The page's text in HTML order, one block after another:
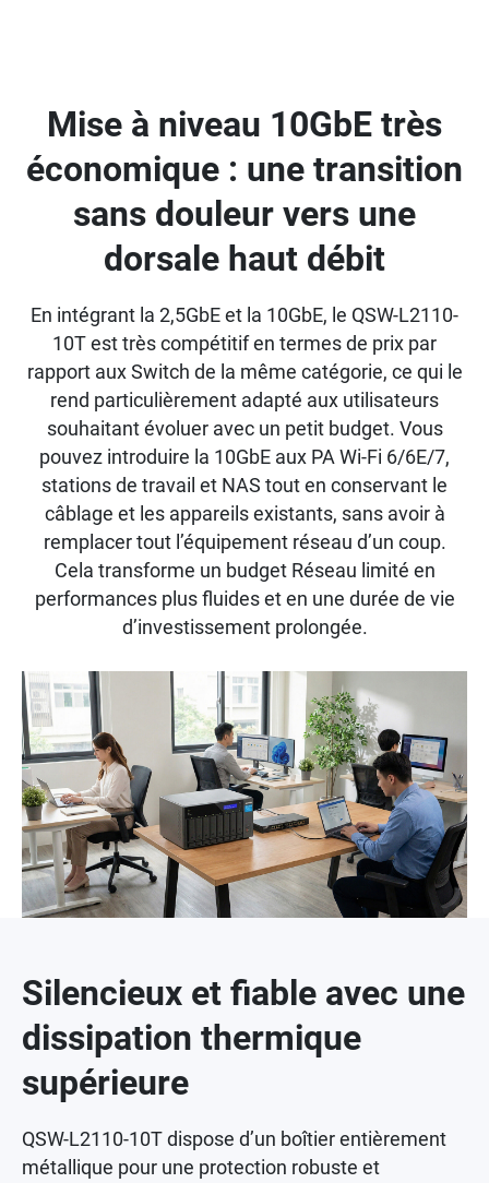
Mise à niveau 10GbE très
économique : une transition
sans douleur vers une
dorsale haut débit
En intégrant la 2,5GbE et la 10GbE, le QSW-L2110-
10T est très compétitif en termes de prix par
rapport aux Switch de la même catégorie, ce qui le
rend particulièrement adapté aux utilisateurs
souhaitant évoluer avec un petit budget. Vous
pouvez introduire la 10GbE aux PA Wi-Fi 6/6E/7,
stations de travail et NAS tout en conservant le
câblage et les appareils existants, sans avoir à
remplacer tout l’équipement réseau d’un coup.
Cela transforme un budget Réseau limité en
performances plus fluides et en une durée de vie
d’investissement prolongée.
Silencieux et fiable avec une
dissipation thermique
supérieure
QSW-L2110-10T dispose d’un boîtier entièrement
métallique pour une protection robuste et